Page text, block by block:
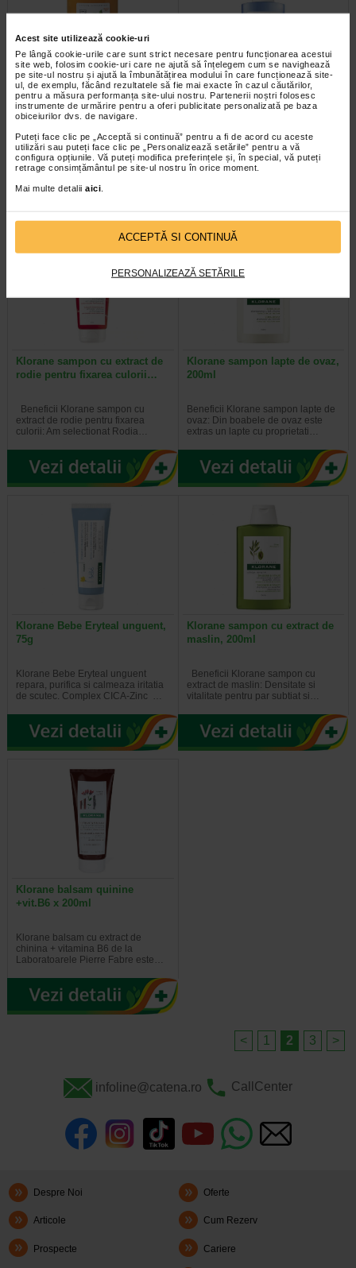
Acest site utilizează cookie-uri
Pe lângă cookie-urile care sunt strict necesare pentru funcționarea acestui
site web, folosim cookie-uri care ne ajută să înțelegem cum se navighează
pe site-ul nostru și ajută la îmbunătățirea modului în care funcționează site-
ul, de exemplu, făcând rezultatele să fie mai exacte în cazul căutărilor,
pentru a măsura performanța site-ului nostru. Partenerii noștri folosesc
instrumente de urmărire pentru a oferi publicitate personalizată pe baza
obiceiurilor dvs. de navigare.
Puteți face clic pe „Acceptă si continuă” pentru a fi de acord cu aceste
utilizări sau puteți face clic pe „Personalizează setările” pentru a vă
configura opțiunile. Vă puteți modifica preferințele și, în special, vă puteți
retrage consimțământul pe site-ul nostru în orice moment.
Mai multe detalii aici
ACCEPTĂ SI CONTINUĂ
PERSONALIZEAZĂ SETĂRILE
Klorane Sampon Mango x
400ml
Sampon nutritiv cu unt de mango
Klorane ce are o compozitie bogata
si onctuoasa pentru hranirea si…
Klorane sampon cu extract de
fibra de in pentru volum…
O planta usoara si vaporoasa, inul
este recunoscut in mod traditional
pentru calitatea fibrelor sale…
Klorane sampon cu extract de
rodie pentru fixarea culorii…
Beneficii Klorane sampon cu
extract de rodie pentru fixarea
culorii: Am selectionat Rodia…
Klorane sampon lapte de ovaz,
200ml
Beneficii Klorane sampon lapte de
ovaz: Din boabele de ovaz este
extras un lapte cu proprietati…
Klorane Bebe Eryteal unguent,
75g
Klorane Bebe Eryteal unguent
repara, purifica si calmeaza iritatia
de scutec. Complex CICA-Zinc …
Klorane sampon cu extract de
maslin, 200ml
Beneficii Klorane sampon cu
extract de maslin: Densitate si
vitalitate pentru par subtiat si…
Klorane balsam quinine
+vit.B6 x 200ml
Klorane balsam cu extract de
chinina + vitamina B6 de la
Laboratoarele Pierre Fabre este…
< 1 2 3 >
infoline@catena.ro CallCenter
Despre Noi Oferte
Articole Cum Rezerv
Prospecte Cariere